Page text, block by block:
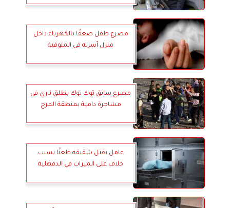
مصرع طفل صعقًا بالكهرباء داخل
منزل أسرته في المنوفية
مصرع سائق توك توك بطلق ناري في
مشاجرة دامية بمنطقة المرج
عامل يقتل شقيقه طعنًا بسبب
خلاف على الميراث في الدقهلية